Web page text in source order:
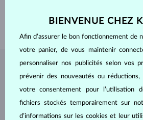
1.70 g
BIJOUX DE
BIENVENUE CHEZ
Afin d’assurer le bon fonctionnement de
votre panier, de vous maintenir
personnaliser nos publicités selon vos
prévenir des nouveautés ou
votre consentement pour l’utilisation
fichiers stockés temporairement sur
d’informations sur les cookies et leur